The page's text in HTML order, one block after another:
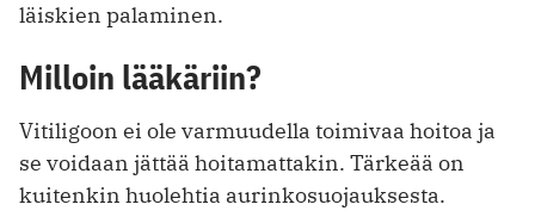
läiskien palaminen.
Milloin lääkäriin?
Vitiligoon ei ole varmuudella toimivaa hoitoa ja
se voidaan jättää hoitamattakin. Tärkeää on
kuitenkin huolehtia aurinkosuojauksesta.